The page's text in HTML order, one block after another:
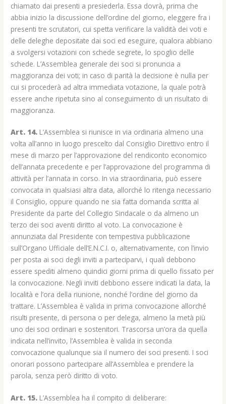
chiamato dai presenti a presiederla. Essa dovrà, prima che
abbia inizio la discussione dell’ordine del giorno, eleggere fra i
presenti tre scrutatori, cui spetta verificare la validità dei voti e
delle deleghe depositate dai soci ed eseguire, qualora abbiano
a svolgersi votazioni con schede segrete, lo spoglio delle
schede. L’Assemblea generale dei soci si pronuncia a
maggioranza dei voti; in caso di parità la decisione è nulla per
cui si procederà ad altra immediata votazione, la quale potrà
essere anche ripetuta sino al conseguimento di un risultato di
maggioranza.
Art. 14. L’Assemblea si riunisce in via ordinaria almeno una
volta all’anno in luogo prescelto dal Consiglio Direttivo entro il
mese di marzo per l’approvazione del rendiconto economico
dell’annata precedente e per l’approvazione del programma di
attività per l’annata in corso. In via straordinaria, può essere
convocata in qualsiasi altra data, allorché lo ritenga necessario
il Consiglio, oppure quando ne sia fatta domanda scritta al
Presidente da parte del Collegio Sindacale o da almeno un
terzo dei soci aventi diritto al voto. La convocazione è
annunziata dal Presidente con tempestiva pubblicazione
sull’Organo Ufficiale dell’E.N.C.I. o, alternativamente, con l’invio
per posta ai soci degli inviti a parteciparvi, i quali debbono
essere spediti almeno quindici giorni prima di quello fissato per
la convocazione. Negli inviti debbono essere indicati la data, la
località e l’ora della riunione, nonché l’ordine del giorno da
trattare. L’Assemblea è valida in prima convocazione allorché
risulti presente, di persona o per delega, almeno la metà più
uno dei soci ordinari e sostenitori. Trascorsa un’ora da quella
indicata nell’invito, l’Assemblea è valida in seconda
convocazione qualunque sia il numero dei soci presenti. I soci
onorari possono partecipare all’Assemblea e prendere la
parola, senza però diritto di voto.
Art. 15. L’Assemblea ha il compito di deliberare: